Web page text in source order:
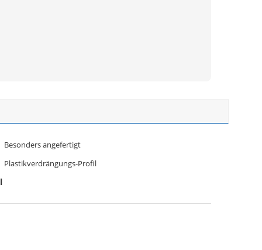
Besonders angefertigt
Plastikverdrängungs-Profil